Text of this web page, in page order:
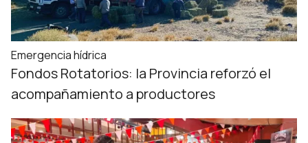
Emergencia hídrica
Fondos Rotatorios: la Provincia reforzó el
acompañamiento a productores